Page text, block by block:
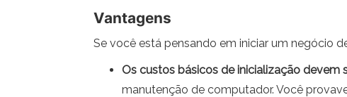
Vantagens
Se você está pensando em iniciar um negócio
Os custos básicos de inicialização devem
manutenção de computador. Você